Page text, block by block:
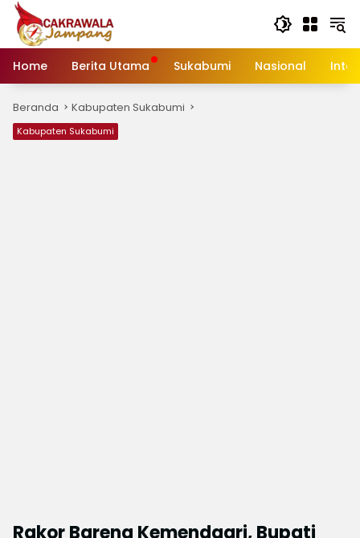
Langsung
konten
Home
Berita Utama Sukabumi Nasional
Beranda Kabupaten Sukabumi
Kabupaten Sukabumi
Rakor Bareng Kemendagri, Bupati